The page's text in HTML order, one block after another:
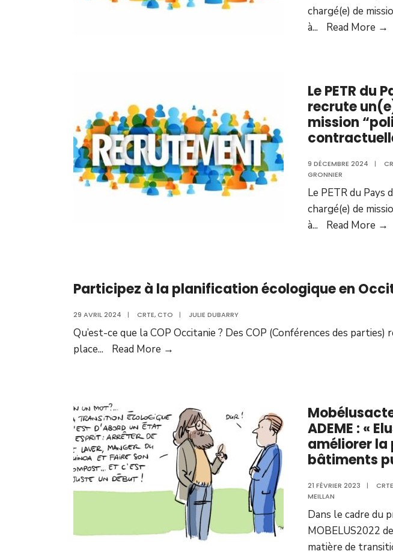
chargé(e) de
à... Read More →
Le PETR du
recrute
mission
9 DÉCEMBRE 2024 |
GRONNIER
Le PETR du Pays
chargé(e) de
à... Read More →
Participez à la planification écologique en
29 AVRIL 2024 | CRTE,CTO | JULIE DUBARRY
Qu’est-ce que la COP Occitanie ? Des COP (Conférences des
place... Read More →
ADEME : «
améliorer la
bâtiments
21 FÉVRIER 2023 | CRTE
MEILLAN
Dans le cadre du
MOBELUS2022
matière de